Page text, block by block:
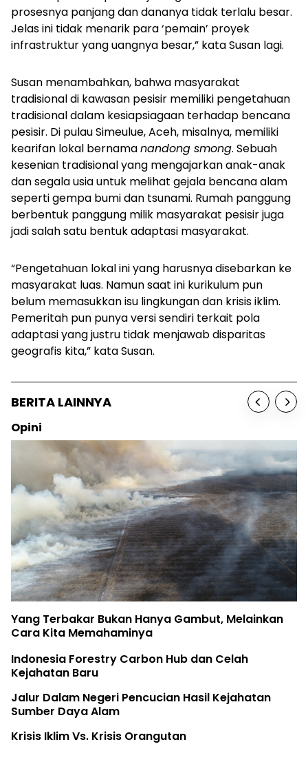
prosesnya panjang dan dananya tidak terlalu besar.
Jelas ini tidak menarik para ‘pemain’ proyek
infrastruktur yang uangnya besar,” kata Susan lagi.
Susan menambahkan, bahwa masyarakat
tradisional di kawasan pesisir memiliki pengetahuan
tradisional dalam kesiapsiagaan terhadap bencana
pesisir. Di pulau Simeulue, Aceh, misalnya, memiliki
kearifan lokal bernamanandong smong. Sebuah
kesenian tradisional yang mengajarkan anak-anak
dan segala usia untuk melihat gejala bencana alam
seperti gempa bumi dan tsunami. Rumah panggung
berbentuk panggung milik masyarakat pesisir juga
jadi salah satu bentuk adaptasi masyarakat.
“Pengetahuan lokal ini yang harusnya disebarkan ke
masyarakat luas. Namun saat ini kurikulum pun
belum memasukkan isu lingkungan dan krisis iklim.
Pemeritah pun punya versi sendiri terkait pola
adaptasi yang justru tidak menjawab disparitas
geografis kita,” kata Susan.
BERITA LAINNYA
Opini
Yang Terbakar Bukan Hanya Gambut, Melainkan
Cara Kita Memahaminya
Indonesia Forestry Carbon Hub dan Celah
Kejahatan Baru
Jalur Dalam Negeri Pencucian Hasil Kejahatan
Sumber Daya Alam
Krisis Iklim Vs. Krisis Orangutan